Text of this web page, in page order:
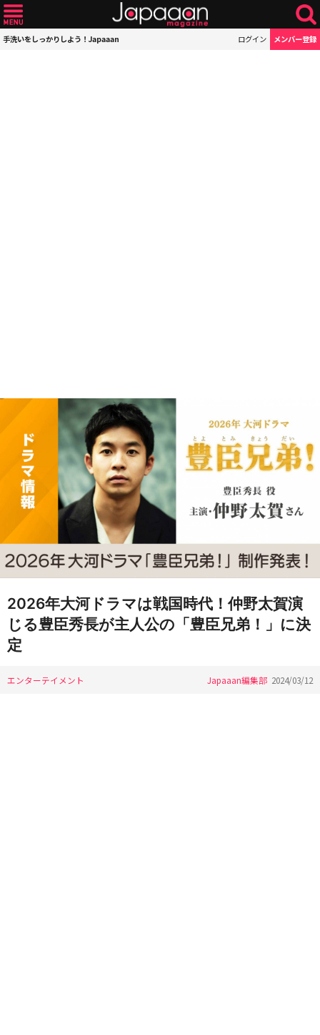
手洗いをしっかりしよう！Japaaan ログイン メンバー登録
2026年大河ドラマは戦国時代！仲野太賀演
じる豊臣秀長が主人公の「豊臣兄弟！」に決
定
エンターテイメント Japaaan編集部 2024/03/12